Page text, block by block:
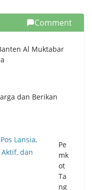
Comment
Al Muktabar
dan Berikan
Pe
mk
ot
Ta
ng